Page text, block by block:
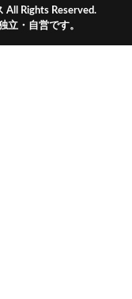
Rights Reserved.
立・自営です。